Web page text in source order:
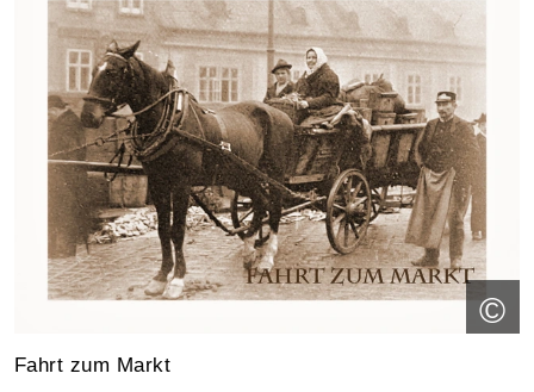
©
Fahrt zum Markt